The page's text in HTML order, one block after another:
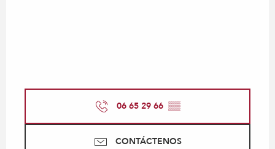
06 65 29 66 ▒▒
CONTÁCTENOS